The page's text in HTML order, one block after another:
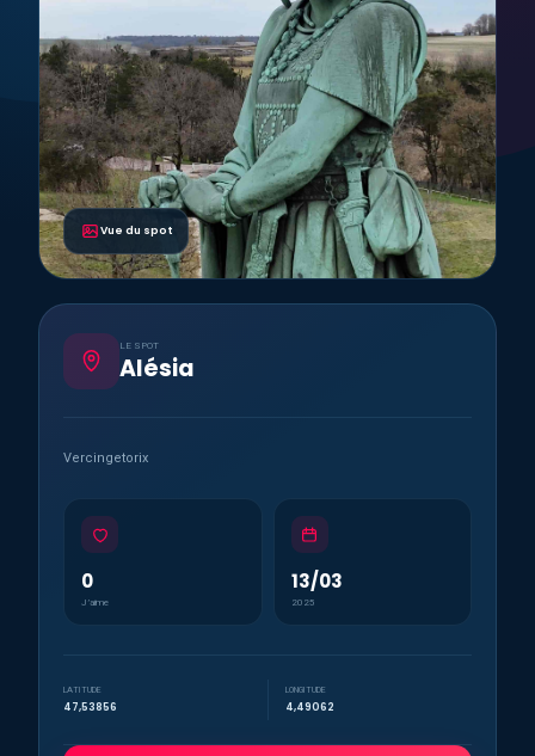
Vue du spot
LE SPOT
Alésia
Vercingetorix
0
J’aime
13/03
2025
LATITUDE
47,53856
LONGITUDE
4,49062